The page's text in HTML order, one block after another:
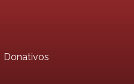
Donativos